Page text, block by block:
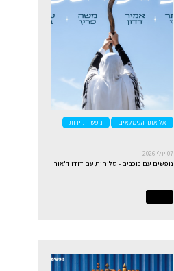
אל אתר הגימלאים נופש ותיירות
07 יולי 2026
נופשים עם כוכבים - סליחות עם דודו ד'אור